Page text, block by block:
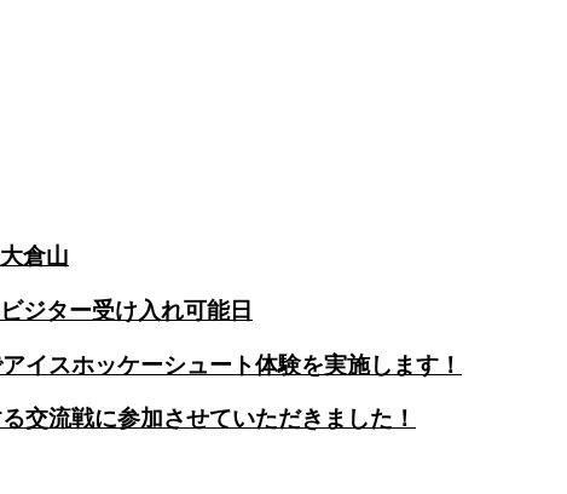
倉山
ジター受け入れ可能日
イスホッケーシュート体験を実施します！
交流戦に参加させていただきました！